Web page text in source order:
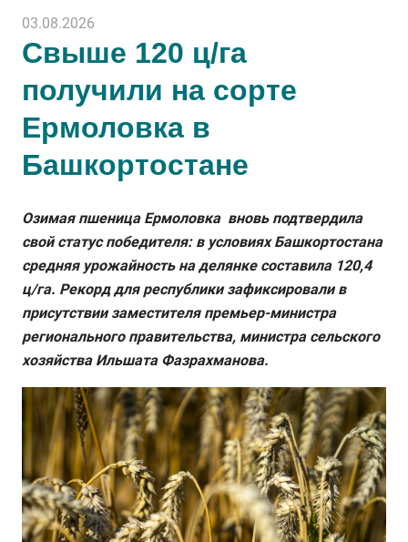
03.08.2026
Свыше 120 ц/га
получили на сорте
Ермоловка в
Башкортостане
Озимая пшеница Ермоловка вновь подтвердила
свой статус победителя: в условиях Башкортостана
средняя урожайность на делянке составила 120,4
ц/га. Рекорд для республики зафиксировали в
присутствии заместителя премьер-министра
регионального правительства, министра сельского
хозяйства Ильшата Фазрахманова.